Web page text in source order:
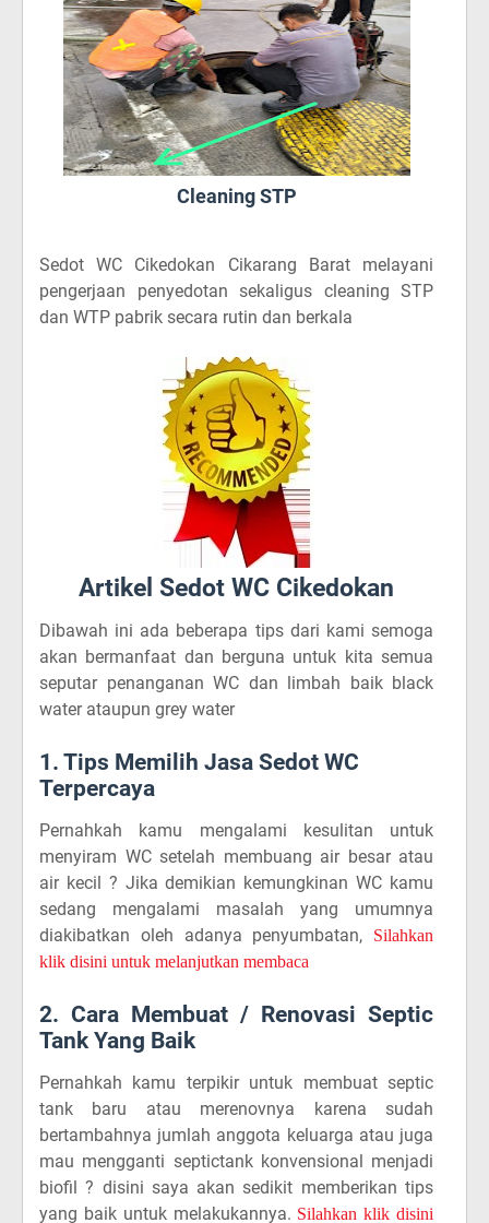
Cleaning STP
Sedot WC Cikedokan Cikarang Baratmelayani
pengerjaan penyedotan sekaligus cleaning STP
dan WTP pabrik secara rutin dan berkala
Artikel Sedot WC Cikedokan
Dibawah ini ada beberapa tips dari kami semoga
akan bermanfaat dan berguna untuk kita semua
seputar penanganan WC dan limbah baik black
water ataupun grey water
1. Tips Memilih Jasa Sedot WC
Terpercaya
Pernahkah kamu mengalami kesulitan untuk
menyiram WC setelah membuang air besar atau
air kecil ? Jika demikian kemungkinan WC kamu
sedang mengalami masalah yang umumnya
diakibatkan oleh adanya penyumbatan,
Silahkan
klik disini untuk melanjutkan membaca
2. Cara Membuat / Renovasi Septic
Tank Yang Baik
Pernahkah kamu terpikir untuk membuat septic
tank baru atau merenovnya karena sudah
bertambahnya jumlah anggota keluarga atau juga
mau mengganti septictank konvensional menjadi
biofil ? disini saya akan sedikit memberikan tips
yang baik untuk melakukannya. Silahkan klik disini